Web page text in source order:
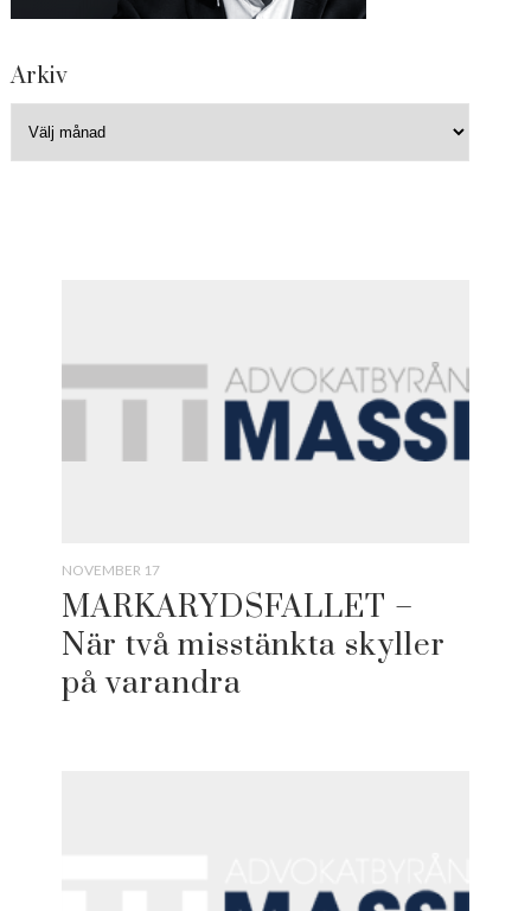
Arkiv
NOVEMBER 17
MARKARYDSFALLET –
När två misstänkta skyller
på varandra